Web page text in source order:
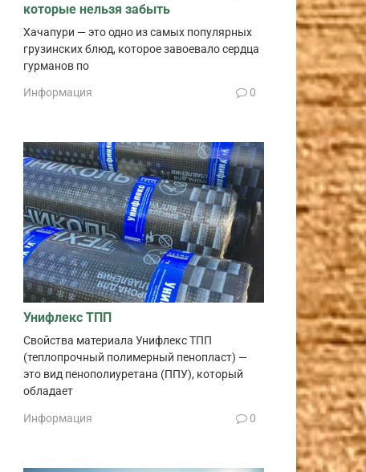
которые нельзя забыть
Хачапури — это одно из самых популярных
грузинских блюд, которое завоевало сердца
гурманов по
Информация 0
Унифлекс ТПП
Свойства материала Унифлекс ТПП
(теплопрочный полимерный пенопласт) —
это вид пенополиуретана (ППУ), который
обладает
Информация 0